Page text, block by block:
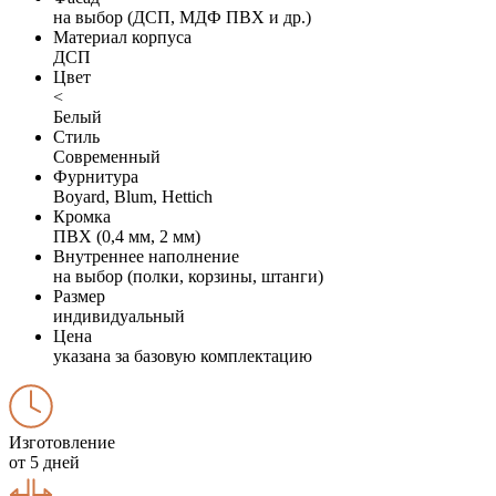
на выбор (ДСП, МДФ ПВХ и др.)
Материал корпуса
ДСП
Цвет
<
Белый
Стиль
Современный
Фурнитура
Boyard, Blum, Hettich
Кромка
ПВХ (0,4 мм, 2 мм)
Внутреннее наполнение
на выбор (полки, корзины, штанги)
Размер
индивидуальный
Цена
указана за базовую комплектацию
Изготовление
от 5 дней